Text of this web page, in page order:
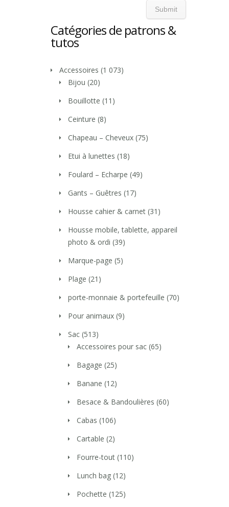
Catégories de patrons &
tutos
Accessoires (1 073)
Bijou (20)
Bouillotte (11)
Ceinture (8)
Chapeau – Cheveux (75)
Etui à lunettes (18)
Foulard – Echarpe (49)
Gants – Guêtres (17)
Housse cahier & carnet (31)
Housse mobile, tablette, appareil
photo & ordi (39)
Marque-page (5)
Plage (21)
porte-monnaie & portefeuille (70)
Pour animaux (9)
Sac (513)
Accessoires pour sac (65)
Bagage (25)
Banane (12)
Besace & Bandoulières (60)
Cabas (106)
Cartable (2)
Fourre-tout (110)
Lunch bag (12)
Pochette (125)